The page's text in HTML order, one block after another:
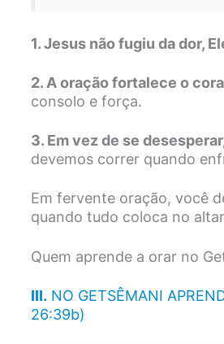
1. Jesus não fugiu da dor,
2. A oração fortalece o
consolo e força.
3. Em vez de se
devemos correr quando
Em fervente oração, você
quando tudo coloca no
Quem aprende a orar no
III. NO GETSÊMANI
26:39b)